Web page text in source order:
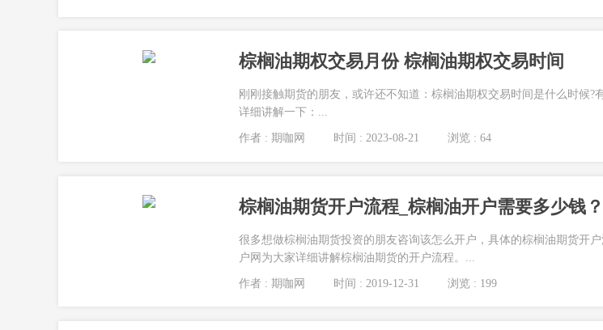
棕榈油期权交易月份 棕榈油期权交易时间
刚刚接触期货的朋友，或许还不知道：棕榈油期权交易时间是什么时候?
详细讲解一下：...
作者 : 期咖网 时间 : 2023-08-21 浏览 : 64
棕榈油期货开户流程_棕榈油开户需要多少钱？
很多想做棕榈油期货投资的朋友咨询该怎么开户，具体的棕榈油期货开
户网为大家详细讲解棕榈油期货的开户流程。...
作者 : 期咖网 时间 : 2019-12-31 浏览 : 199